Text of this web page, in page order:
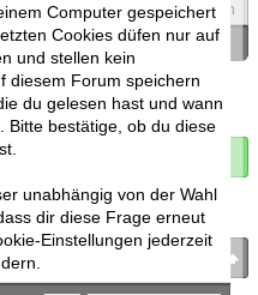
Computer gespeichert
Cookies düfen nur auf
und stellen kein
diesem Forum speichern
du gelesen hast und wann
Bitte bestätige, ob du diese
unabhängig von der Wahl
dir diese Frage erneut
Einstellungen jederzeit
Spoilers Zitieren
Ein Thema vor»